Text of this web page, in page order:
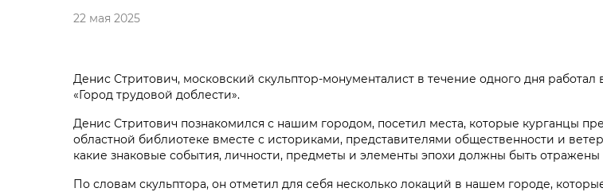
22 мая 2025
Денис Стритович, московский скульптор-монументалист в течение одного дня работал
«Город трудовой доблести».
Денис Стритович познакомился с нашим городом, посетил места, которые курганцы
областной библиотеке вместе с историками, представителями общественности и
какие знаковые события, личности, предметы и элементы эпохи должны быть
По словам скульптора, он отметил для себя несколько локаций в нашем городе,